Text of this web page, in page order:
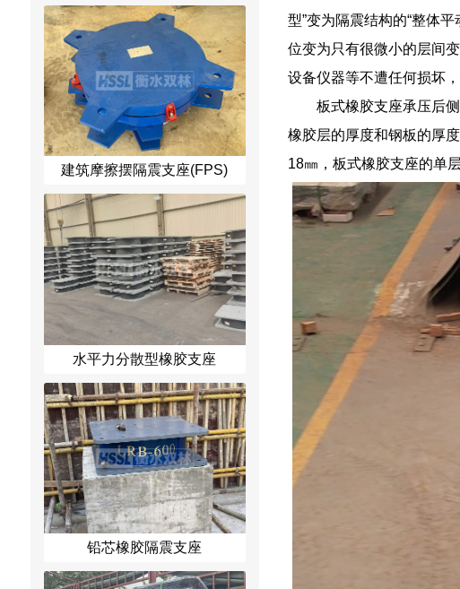
建筑摩擦摆隔震支座(FPS)
水平力分散型橡胶支座
铅芯橡胶隔震支座
型”变为隔震结构的“整体
位变为只有很微小的层间
设备仪器等不遭任何损坏
板式橡胶支座承压后
橡胶层的厚度和钢板的厚
18㎜，板式橡胶支座的单